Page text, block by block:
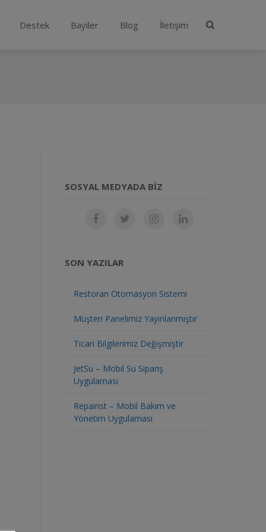
Destek Bayiler Blog İletişim
SOSYAL MEDYADA BIZ
SON YAZILAR
Restoran Otomasyon Sistemi
Müşteri Panelimiz Yayınlanmıştır
Ticari Bilgilerimiz Değişmiştir
JetSu – Mobil Su Sipariş
Uygulaması
Repairist – Mobil Bakım ve
Yönetim Uygulaması